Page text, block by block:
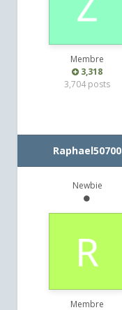
Membre
3,318
3,704 posts
Raphael50700
Newbie
Membre